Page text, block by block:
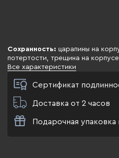
Сохранность: царапины на
потертости, трещина на корпусе
Все характеристики
Сертификат
Доставка от 2 часов
Подарочная упаковка